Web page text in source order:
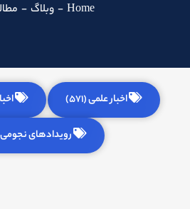
Home
- وبلاگ -
اخبار علمی (571)
رویدادهای نجومی